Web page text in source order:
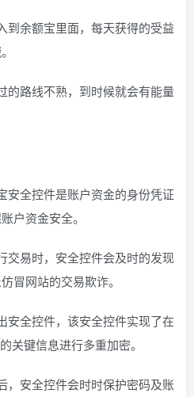
到余额宝里面，每天获得的受益
的路线不熟，到时候就会有能量
安全控件是账户资金的身份凭证
户资金安全。
交易时，安全控件会及时的发现
冒网站的交易欺诈。
安全控件，该安全控件实现了在
关键信息进行多重加密。
，安全控件会时时保护密码及账